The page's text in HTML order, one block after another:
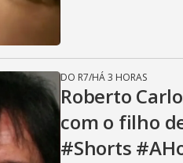
DO R7/HÁ 3 HORAS
Roberto
com o filho
#Shorts